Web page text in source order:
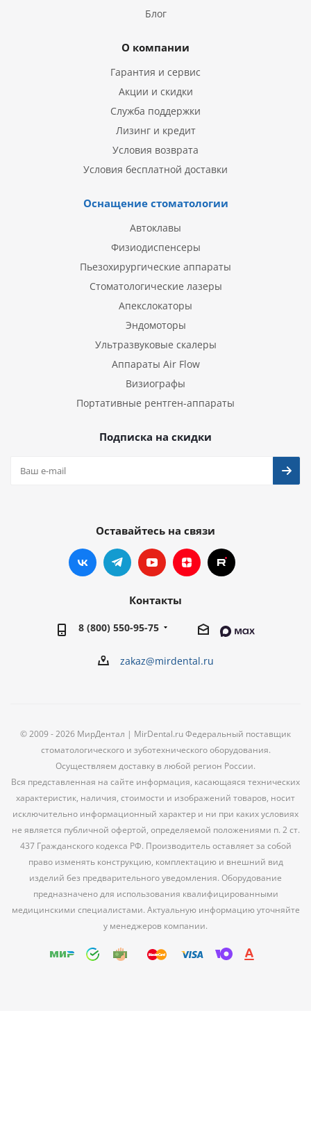
Блог
О компании
Гарантия и сервис
Акции и скидки
Служба поддержки
Лизинг и кредит
Условия возврата
Условия бесплатной доставки
Оснащение стоматологии
Автоклавы
Физиодиспенсеры
Пьезохирургические аппараты
Стоматологические лазеры
Апекслокаторы
Эндомоторы
Ультразвуковые скалеры
Аппараты Air Flow
Визиографы
Портативные рентген-аппараты
Подписка на скидки
Оставайтесь на связи
Контакты
8 (800) 550-95-75
zakaz@mirdental.ru
© 2009 - 2026 МирДентал | MirDental.ru Федеральный поставщик
стоматологического и зуботехнического оборудования.
Осуществляем доставку в любой регион России.
Вся представленная на сайте информация, касающаяся технических
характеристик, наличия, стоимости и изображений товаров, носит
исключительно информационный характер и ни при каких условиях
не является публичной офертой, определяемой положениями п. 2 ст.
437 Гражданского кодекса РФ. Производитель оставляет за собой
право изменять конструкцию, комплектацию и внешний вид
изделий без предварительного уведомления. Оборудование
предназначено для использования квалифицированными
медицинскими специалистами. Актуальную информацию уточняйте
у менеджеров компании.